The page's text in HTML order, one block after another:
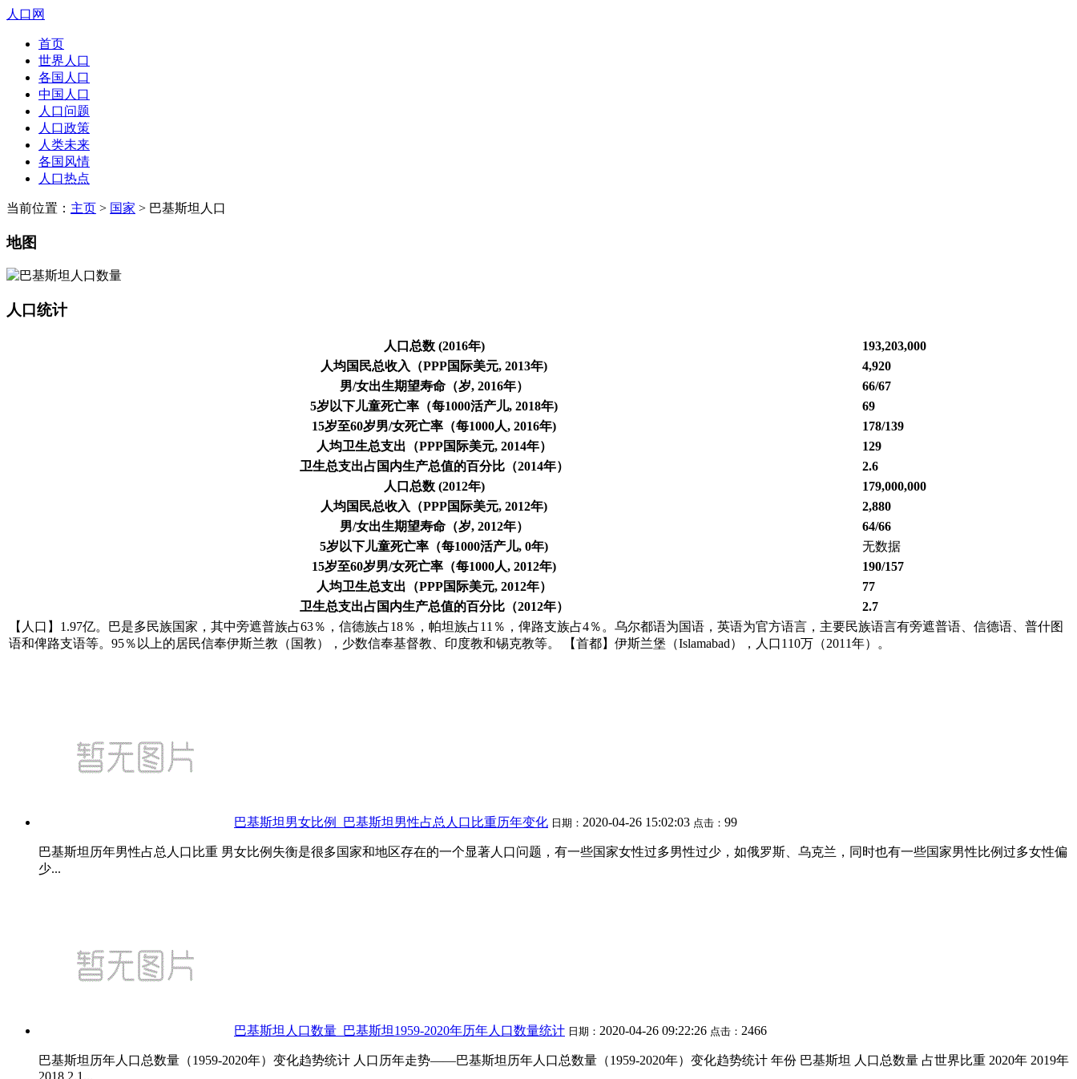
人口网
首页
世界人口
各国人口
中国人口
人口问题
人口政策
人类未来
各国风情
人口热点
当前位置： 主页 > 国家 > 巴基斯坦人口
地图
人口统计
【人口】1.97亿。巴是多民族国家，其中旁遮普族占63％，信德族占18％，帕坦族占11％，俾路支族占4％。乌尔都语为国语，英语为官方语言，主要民族语言有旁遮普语、信德语、普什图
语和俾路支语等。95％以上的居民信奉伊斯兰教（国教），少数信奉基督教、印度教和锡克教等。 【首都】伊斯兰堡（Islamabad），人口110万（2011年）。
人口总数 (2016年)
193,203,000
人均国民总收入（PPP国际美元, 2013年)
4,920
男/女出生期望寿命（岁, 2016年）
66/67
5岁以下儿童死亡率（每1000活产儿, 2018年)
69
15岁至60岁男/女死亡率（每1000人, 2016年)
178/139
人均卫生总支出（PPP国际美元, 2014年）
129
卫生总支出占国内生产总值的百分比（2014年）
2.6
人口总数 (2012年)
179,000,000
人均国民总收入（PPP国际美元, 2012年)
2,880
男/女出生期望寿命（岁, 2012年）
64/66
5岁以下儿童死亡率（每1000活产儿, 0年)
无数据
15岁至60岁男/女死亡率（每1000人, 2012年)
190/157
人均卫生总支出（PPP国际美元, 2012年）
77
卫生总支出占国内生产总值的百分比（2012年）
2.7
巴基斯坦男女比例_巴基斯坦男性占总人口比重历年变化 日期： 2020-04-26 15:02:03 点击： 99
巴基斯坦历年男性占总人口比重 男女比例失衡是很多国家和地区存在的一个显著人口问题，有一些国家女性过多男性过少，如俄罗斯、乌克兰，同时也有一些国家男性比例过多女性偏
少...
巴基斯坦人口数量_巴基斯坦1959-2020年历年人口数量统计 日期： 2020-04-26 09:22:26 点击： 2466
巴基斯坦历年人口总数量（1959-2020年）变化趋势统计 人口历年走势——巴基斯坦历年人口总数量（1959-2020年）变化趋势统计 年份 巴基斯坦 人口总数量 占世界比重 2020年 2019年
2018 2.1...